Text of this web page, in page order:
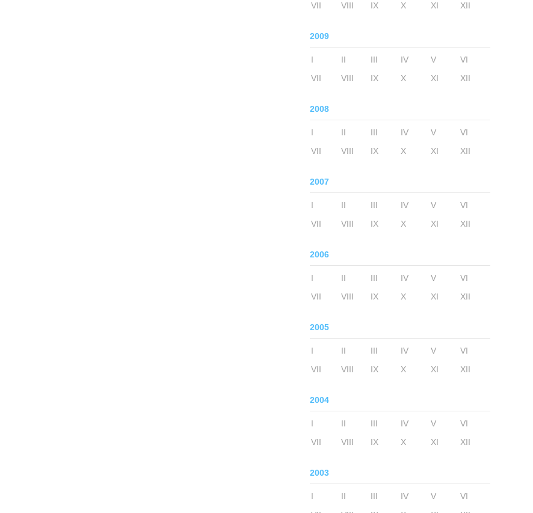
VII
VIII IX X XI XII
2009
I II III IV V
VI
VII
VIII IX X XI XII
2008
I II III IV V
VI
VII
VIII IX X XI XII
2007
I II III IV V
VI
VII
VIII IX X XI XII
2006
I II III IV V
VI
VII
VIII IX X XI XII
2005
I II III IV V
VI
VII
VIII IX X XI XII
2004
I II III IV V
VI
VII
VIII IX X XI XII
2003
I II III IV V
VI